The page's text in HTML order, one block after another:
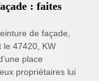
: faites
de façade,
le 47420, KW
place
propriétaires lui